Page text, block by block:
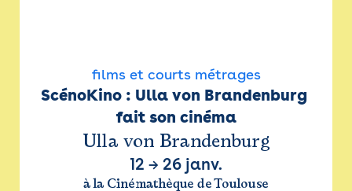
films et courts métrages
ScénoKino : Ulla von Brandenburg
fait son cinéma
Ulla von Brandenburg
12 → 26 janv.
à la Cinémathèque de Toulouse